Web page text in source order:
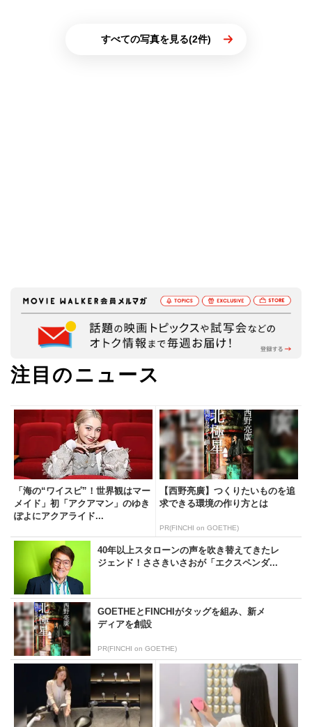
すべての写真を見る(2件)
注目のニュース
「海の“ワイスピ”！世界観はマー
メイド」初「アクアマン」のゆき
ぽよにアクアライド...
【西野亮廣】つくりたいものを追
求できる環境の作り方とは
PR(FINCHI on GOETHE)
40年以上スタローンの声を吹き替えてきたレ
ジェンド！ささきいさおが「エクスペンダ...
GOETHEとFINCHIがタッグを組み、新メ
ディアを創設
PR(FINCHI on GOETHE)